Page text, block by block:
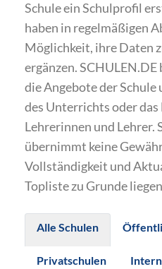
Schule ein Schulprofil
haben in regelmäßigen
Möglichkeit, ihre Daten
ergänzen.
die Angebote der
des Unterrichts oder das
Lehrerinnen und Lehrer.
übernimmt keine
Vollständigkeit und
Topliste zu Grunde
Alle Schulen
Privatschulen